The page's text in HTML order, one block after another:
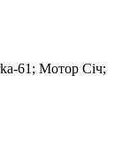
61; Мотор Січ;